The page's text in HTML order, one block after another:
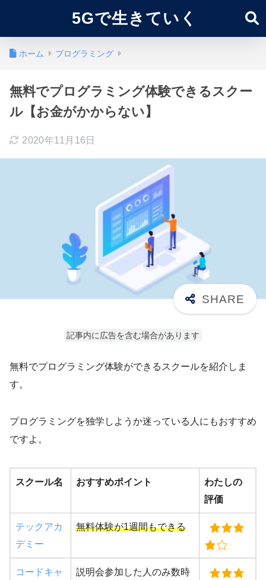
5Gで生きていく
ホーム プログラミング
無料でプログラミング体験できるスクー
ル【お金がかからない】
2020年11月16日
記事内に広告を含む場合があります
無料でプログラミング体験ができるスクールを紹介しま
す。
プログラミングを独学しようか迷っている人にもおすすめ
ですよ。
スクール名 おすすめポイント
わたしの
評価
テックアカ
デミー
無料体験が1週間もできる
コードキャ
説明会参加した人のみ数時